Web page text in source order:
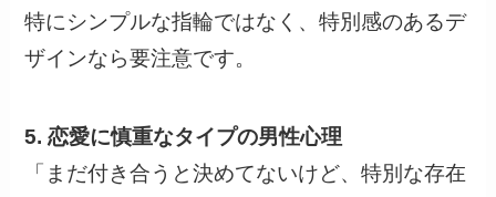
特にシンプルな指輪ではなく、特別感のあるデ
ザインなら要注意です。
5. 恋愛に慎重なタイプの男性心理
「まだ付き合うと決めてないけど、特別な存在